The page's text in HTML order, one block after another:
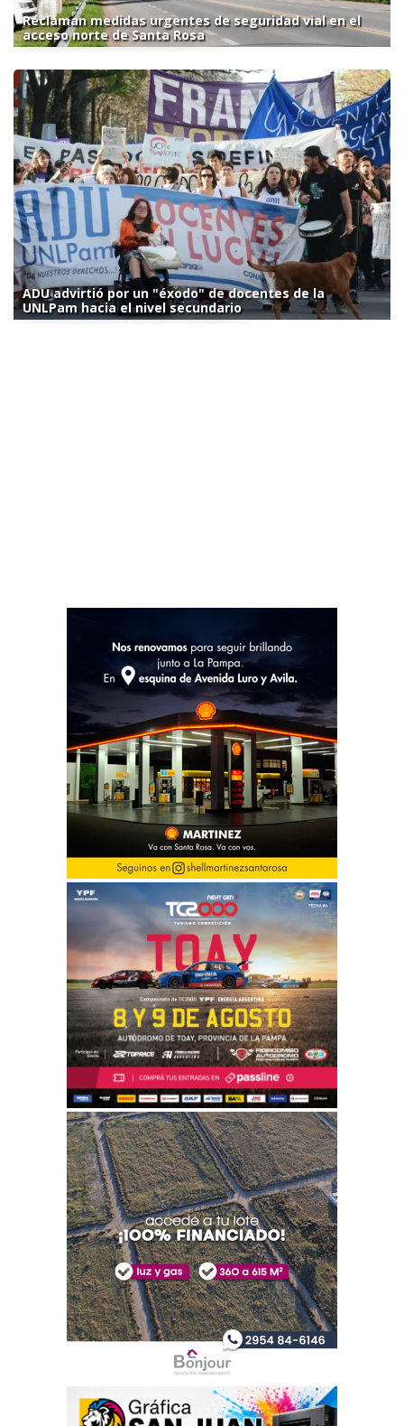
Reclaman medidas urgentes de seguridad vial en el
acceso norte de Santa Rosa
ADU advirtió por un "éxodo" de docentes de la
UNLPam hacia el nivel secundario